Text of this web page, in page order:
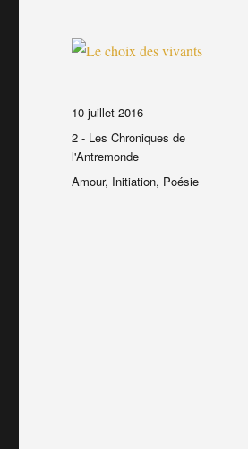
Publié
le
10 juillet 2016
Catégories
2 - Les Chroniques de
l'Antremonde
Étiquettes
Amour, Initiation, Poésie